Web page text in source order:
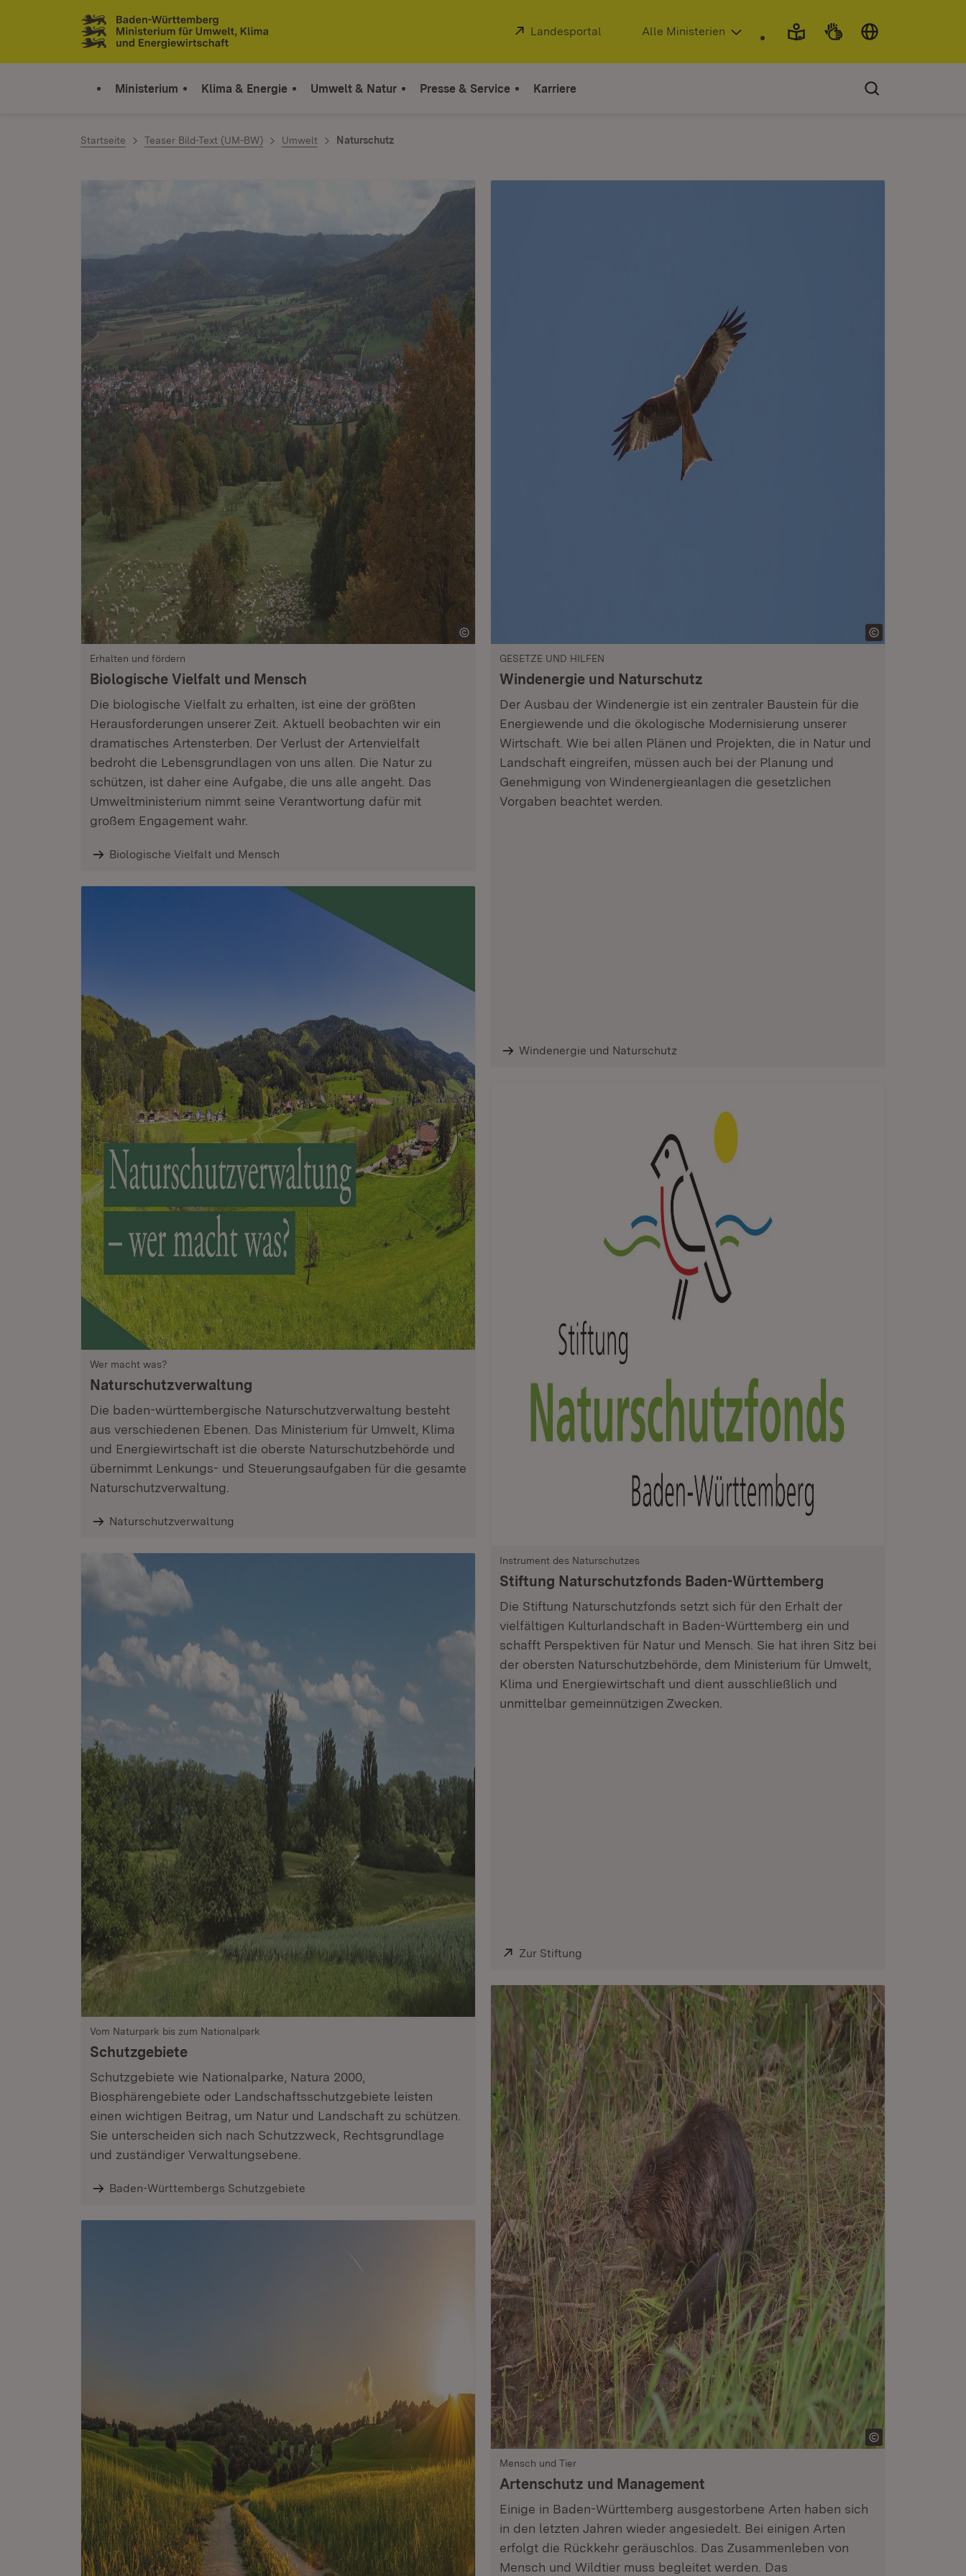
Zum Inhalt springen
Link zur Startseite
Extern:
Landesportal (Öffnet in neuem Fenster)
Alle Ministerien
Ministerium Klima & Energie Umwelt & Natur Presse & Service Karriere
Startseite Teaser Bild-Text (UM-BW) Umwelt Naturschutz
Erhalten und fördern
Biologische Vielfalt und Mensch
Die biologische Vielfalt zu erhalten, ist eine der größten
Herausforderungen unserer Zeit. Aktuell beobachten wir ein
dramatisches Artensterben. Der Verlust der Artenvielfalt
bedroht die Lebensgrundlagen von uns allen. Die Natur zu
schützen, ist daher eine Aufgabe, die uns alle angeht. Das
Umweltministerium nimmt seine Verantwortung dafür mit
großem Engagement wahr.
Biologische Vielfalt und Mensch
Wer macht was?
Naturschutz­verwaltung
Die baden-württembergische Naturschutzverwaltung besteht
aus verschiedenen Ebenen. Das Ministerium für Umwelt, Klima
und Energiewirtschaft ist die oberste Naturschutzbehörde und
übernimmt Lenkungs- und Steuerungsaufgaben für die gesamte
Naturschutzverwaltung.
Naturschutzverwaltung
Vom Naturpark bis zum Nationalpark
Schutzgebiete
Schutzgebiete wie Nationalparke, Natura 2000,
Biosphärengebiete oder Landschaftsschutzgebiete leisten
einen wichtigen Beitrag, um Natur und Landschaft zu schützen.
Sie unterscheiden sich nach Schutzzweck, Rechtsgrundlage
und zuständiger Verwaltungsebene.
Baden-Württembergs Schutzgebiete
GESETZE UND HILFEN
Windenergie und Naturschutz
Der Ausbau der Windenergie ist ein zentraler Baustein für die
Energiewende und die ökologische Modernisierung unserer
Wirtschaft. Wie bei allen Plänen und Projekten, die in Natur und
Landschaft eingreifen, müssen auch bei der Planung und
Genehmigung von Windenergieanlagen die gesetzlichen
Vorgaben beachtet werden.
Windenergie und Naturschutz
Instrument des Naturschutzes
Stiftung Naturschutzfonds Baden-Württemberg
Die Stiftung Naturschutzfonds setzt sich für den Erhalt der
vielfältigen Kulturlandschaft in Baden-Württemberg ein und
schafft Perspektiven für Natur und Mensch. Sie hat ihren Sitz bei
der obersten Naturschutzbehörde, dem Ministerium für Umwelt,
Klima und Energiewirtschaft und dient ausschließlich und
unmittelbar gemeinnützigen Zwecken.
Extern:
Zur Stiftung
Mensch und Tier
Artenschutz und Management
Einige in Baden-Württemberg ausgestorbene Arten haben sich
in den letzten Jahren wieder angesiedelt. Bei einigen Arten
erfolgt die Rückkehr geräuschlos. Das Zusammenleben von
Mensch und Wildtier muss begleitet werden. Das